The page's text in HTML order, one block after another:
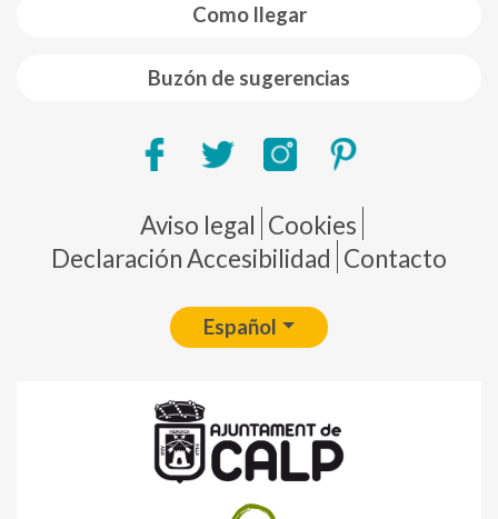
Como llegar
Buzón de sugerencias
Pie de página
Aviso legal Cookies
Declaración Accesibilidad Contacto
Español